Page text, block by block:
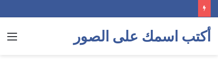
أكتب اسمك على الصور